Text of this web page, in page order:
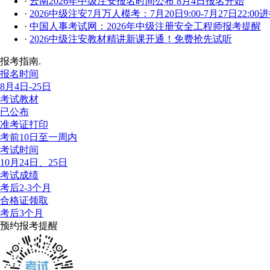
· 2026中级注安7月万人模考：7月20日9:00-7月27日22:00
· 中国人事考试网：2026年中级注册安全工程师报考提醒
· 2026中级注安教材精讲新课开通！免费抢先试听
报考指南.
报名时间
8月4日-25日
考试教材
已公布
准考证打印
考前10日至一周内
考试时间
10月24日、25日
考试成绩
考后2-3个月
合格证领取
考后3个月
预约报考提醒